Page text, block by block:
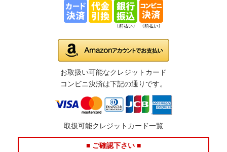
お取扱い可能なクレジットカード
コンビニ決済は下記の通りです。
取扱可能クレジットカード一覧
■ ご確認下さい ■